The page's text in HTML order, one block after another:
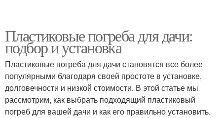
Пластиковые погреба для дачи:
подбор и установка
Пластиковые погреба для дачи становятся все более
популярными благодаря своей простоте в установке,
долговечности и низкой стоимости. В этой статье мы
рассмотрим, как выбрать подходящий пластиковый
погреб для вашей дачи и как его правильно установить.